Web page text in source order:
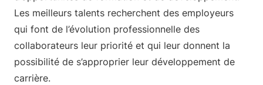
Les meilleurs talents recherchent des employeurs
qui font de l’évolution professionnelle des
collaborateurs leur priorité et qui leur donnent la
possibilité de s’approprier leur développement de
carrière.